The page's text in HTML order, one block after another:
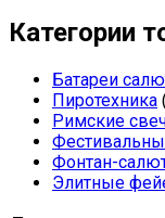
Категории
Батареи
Пиротехника
Римские
Фонтан-
Элитные